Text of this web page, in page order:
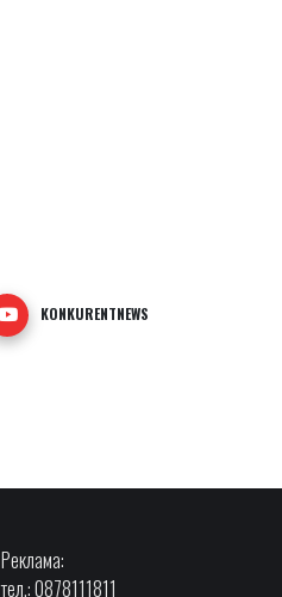
KONKURENTNEWS
Реклама:
тел.: 0878111811